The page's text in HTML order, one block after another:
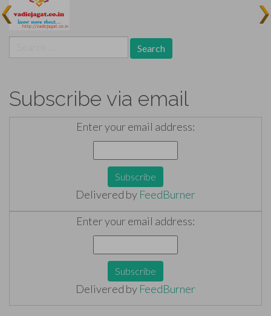
for:
Subscribe via email
Enter your email address:
Delivered by FeedBurner
Enter your email address:
Delivered by FeedBurner